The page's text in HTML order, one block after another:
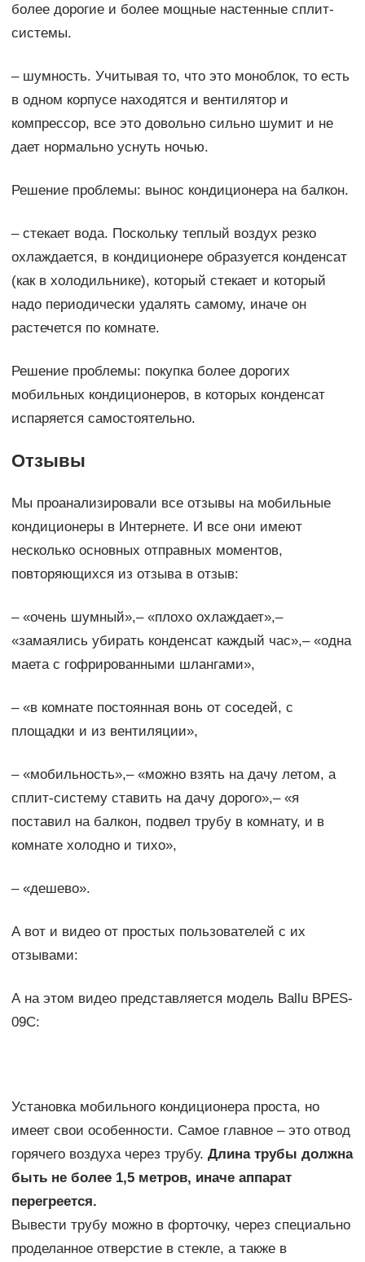
более дорогие и более мощные настенные сплит-
системы.
– шумность. Учитывая то, что это моноблок, то есть
в одном корпусе находятся и вентилятор и
компрессор, все это довольно сильно шумит и не
дает нормально уснуть ночью.
Решение проблемы: вынос кондиционера на балкон.
– стекает вода. Поскольку теплый воздух резко
охлаждается, в кондиционере образуется конденсат
(как в холодильнике), который стекает и который
надо периодически удалять самому, иначе он
растечется по комнате.
Решение проблемы: покупка более дорогих
мобильных кондиционеров, в которых конденсат
испаряется самостоятельно.
Отзывы
Мы проанализировали все отзывы на мобильные
кондиционеры в Интернете. И все они имеют
несколько основных отправных моментов,
повторяющихся из отзыва в отзыв:
– «очень шумный»,– «плохо охлаждает»,–
«замаялись убирать конденсат каждый час»,– «одна
маета с гофрированными шлангами»,
– «в комнате постоянная вонь от соседей, с
площадки и из вентиляции»,
– «мобильность»,– «можно взять на дачу летом, а
сплит-систему ставить на дачу дорого»,– «я
поставил на балкон, подвел трубу в комнату, и в
комнате холодно и тихо»,
– «дешево».
А вот и видео от простых пользователей с их
отзывами:
А на этом видео представляется модель Ballu BPES-
09C:
Установка мобильного кондиционера проста, но
имеет свои особенности. Самое главное – это отвод
горячего воздуха через трубу. Длина трубы должна
быть не более 1,5 метров, иначе аппарат
перегреется.
Вывести трубу можно в форточку, через специально
проделанное отверстие в стекле, а также в